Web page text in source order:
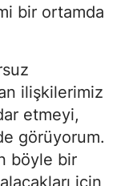
bir ortamda
ilişkilerimiz
etmeyi,
görüyorum.
böyle bir
için